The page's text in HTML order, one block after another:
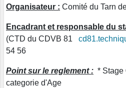
Organisateur : Comité du Tarn
Encadrant et responsable du
(CTD du CDVB 81
54 56
Point sur le reglement : * Stage
categorie d'Age